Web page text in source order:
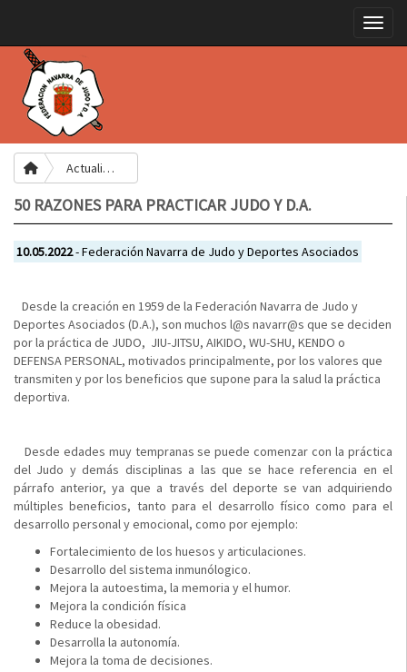
Actualidad
50 RAZONES PARA PRACTICAR JUDO Y D.A.
10.05.2022- Federación Navarra de Judo y Deportes Asociados
Desde la creación en 1959 de la Federación Navarra de Judo y
Deportes Asociados (D.A.), son muchos l@s navarr@s que se deciden
por la práctica de JUDO, JIU-JITSU, AIKIDO, WU-SHU, KENDO o
DEFENSA PERSONAL, motivados principalmente, por los valores que
transmiten y por los beneficios que supone para la salud la práctica
deportiva.
Desde edades muy tempranas se puede comenzar con la práctica
del Judo y demás disciplinas a las que se hace referencia en el
párrafo anterior, ya que a través del deporte se van adquiriendo
múltiples beneficios, tanto para el desarrollo físico como para el
desarrollo personal y emocional, como por ejemplo:
Fortalecimiento de los huesos y articulaciones.
Desarrollo del sistema inmunólogico.
Mejora la autoestima, la memoria y el humor.
Mejora la condición física
Reduce la obesidad.
Desarrolla la autonomía.
Mejora la toma de decisiones.